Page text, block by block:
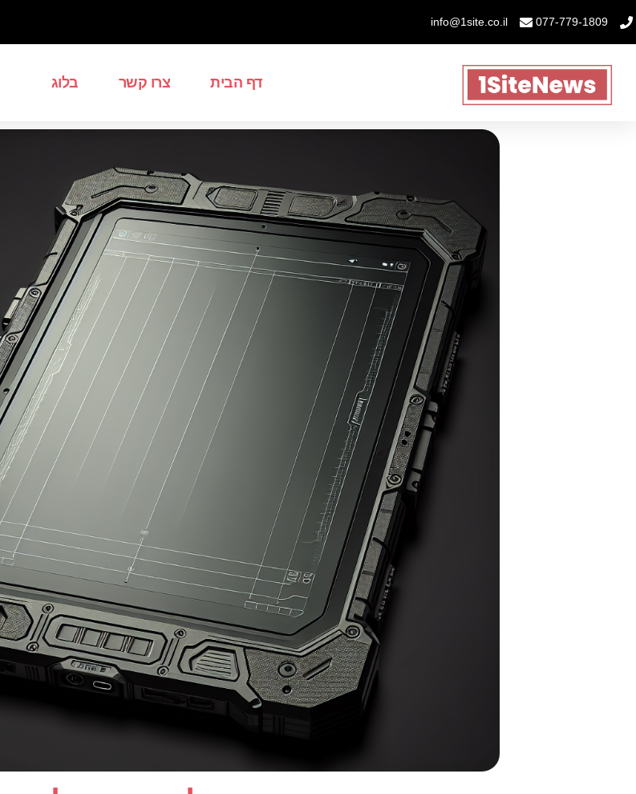
077-779-1809
info@1site.co.il
דף הבית צרו קשר בלוג